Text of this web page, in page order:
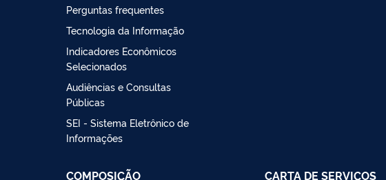
Perguntas frequentes
Tecnologia da Informação
Indicadores Econômicos
Selecionados
Audiências e Consultas
Públicas
SEI - Sistema Eletrônico de
Informações
COMPOSIÇÃO CARTA DE SERVIÇOS